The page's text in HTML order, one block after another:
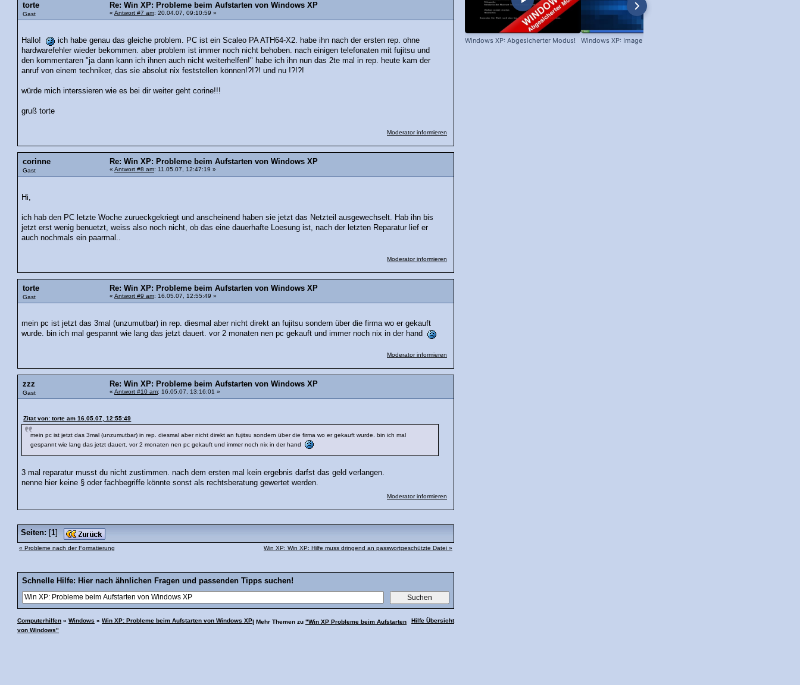
torte
Gast
Re: Win XP: Probleme beim Aufstarten von Windows XP
« Antwort #7 am: 20.04.07, 09:10:59 »
Hallo!
ich habe genau das gleiche problem. PC ist ein Scaleo PA ATH64-X2. habe ihn nach der ersten rep. ohne
hardwarefehler wieder bekommen. aber problem ist immer noch nicht behoben. nach einigen telefonaten mit fujitsu und
den kommentaren "ja dann kann ich ihnen auch nicht weiterhelfen!" habe ich ihn nun das 2te mal in rep. heute kam der
anruf von einem techniker, das sie absolut nix feststellen können!?!?! und nu !?!?!
würde mich interssieren wie es bei dir weiter geht corine!!!
gruß torte
Moderator informieren
corinne
Gast
Re: Win XP: Probleme beim Aufstarten von Windows XP
« Antwort #8 am: 11.05.07, 12:47:19 »
Hi,
ich hab den PC letzte Woche zurueckgekriegt und anscheinend haben sie jetzt das Netzteil ausgewechselt. Hab ihn bis
jetzt erst wenig benuetzt, weiss also noch nicht, ob das eine dauerhafte Loesung ist, nach der letzten Reparatur lief er
auch nochmals ein paarmal..
Moderator informieren
torte
Gast
Re: Win XP: Probleme beim Aufstarten von Windows XP
« Antwort #9 am: 16.05.07, 12:55:49 »
mein pc ist jetzt das 3mal (unzumutbar) in rep. diesmal aber nicht direkt an fujitsu sondern über die firma wo er gekauft
wurde. bin ich mal gespannt wie lang das jetzt dauert. vor 2 monaten nen pc gekauft und immer noch nix in der hand
Moderator informieren
zzz
Gast
Re: Win XP: Probleme beim Aufstarten von Windows XP
« Antwort #10 am: 16.05.07, 13:16:01 »
Zitat von: torte am 16.05.07, 12:55:49
mein pc ist jetzt das 3mal (unzumutbar) in rep. diesmal aber nicht direkt an fujitsu sondern über die firma wo er gekauft wurde. bin ich mal
gespannt wie lang das jetzt dauert. vor 2 monaten nen pc gekauft und immer noch nix in der hand
3 mal reparatur musst du nicht zustimmen. nach dem ersten mal kein ergebnis darfst das geld verlangen.
nenne hier keine § oder fachbegriffe könnte sonst als rechtsberatung gewertet werden.
Moderator informieren
Seiten: [1]
« Probleme nach der Formatierung Win XP: Win XP: Hilfe muss dringend an passwortgeschützte Datei »
Schnelle Hilfe: Hier nach ähnlichen Fragen und passenden Tipps suchen!
Computerhilfen » Windows » Win XP: Probleme beim Aufstarten von Windows XP Hilfe Übersicht
| Mehr Themen zu "Win XP Probleme beim Aufstarten
von Windows"
Windows XP: Abgesicherter Modus! Windows XP: Image brennen!